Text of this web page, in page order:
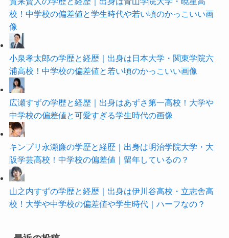
校！中学校の偏差値と学生時代や若い頃のかっこいい画
像
小泉孝太郎の学歴と経歴｜出身は日本大学・関東学院六
浦高校！中学校の偏差値と若い頃のかっこいい画像
広瀬すずの学歴と経歴｜出身はあずさ第一高校！大学や
中学校の偏差値と可愛すぎる学生時代の画像
キンプリ永瀬廉の学歴と経歴｜出身は明治学院大学・大
阪学芸高校！中学校の偏差値｜留年しているの？
山之内すずの学歴と経歴｜出身は伊川谷高校・立志舎高
校！大学や中学校の偏差値や学生時代｜ハーフなの？